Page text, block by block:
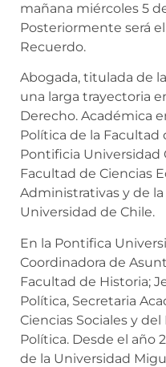
mañana miércoles 5
Posteriormente será
Recuerdo.
Abogada, titulada de
una larga trayectoria
Derecho. Académica
Política de la Facultad
Pontificia Universidad
Facultad de Ciencias
Administrativas y de
Universidad de Chile.
En la Pontifica
Coordinadora de
Facultad de Historia;
Política, Secretaria
Ciencias Sociales y
Política. Desde el año
de la Universidad